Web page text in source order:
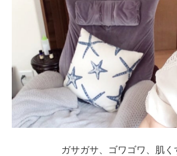
ガサガサ、ゴワゴワ、肌く